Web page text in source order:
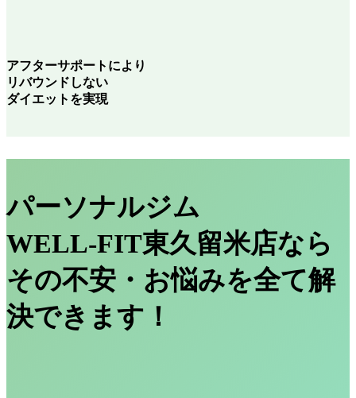
アフターサポートにより
リバウンドしない
ダイエットを実現
パーソナルジム
WELL-FIT東久留米店なら
その不安・お悩みを全て解
決できます！